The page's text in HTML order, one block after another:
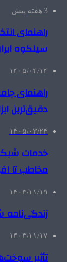
3 هفته پیش
راهنمای
سیلکوه
۱۴۰۵/۰۴/۱۴
راهنمای
دقیق‌ترین
۱۴۰۵/۰۳/۲۴
مخاطب تا
۱۴۰۳/۱۱/۱۹
۱۴۰۳/۱۱/۱۷